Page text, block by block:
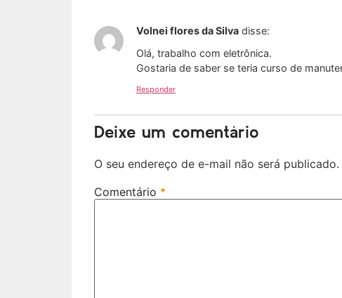
Volnei flores da Silva disse:
Olá, trabalho com eletrônica.
Gostaria de saber se teria curso de
Responder
Deixe um comentário
O seu endereço de e-mail não será publicado.
Comentário *